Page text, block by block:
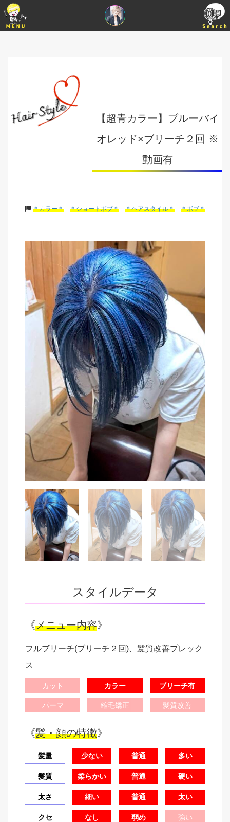
【超青カラー】ブルーバイ
オレッド×ブリーチ２回 ※
動画有
＊カラー＊ ＊ショートボブ＊ ＊ヘアスタイル＊ ＊ボブ＊
スタイルデータ
《メニュー内容》
フルブリーチ(ブリーチ２回)、髪質改善プレック
ス
カット カラー ブリーチ有
パーマ 縮毛矯正 髪質改善
《髪・顔の特徴》
髪量 少ない 普通 多い
髪質 柔らかい 普通 硬い
太さ 細い 普通 太い
クセ なし 弱め 強い